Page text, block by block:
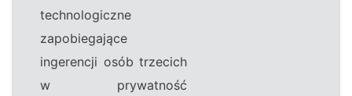
technologiczne
zapobiegające
ingerencji osób trzecich
w prywatność